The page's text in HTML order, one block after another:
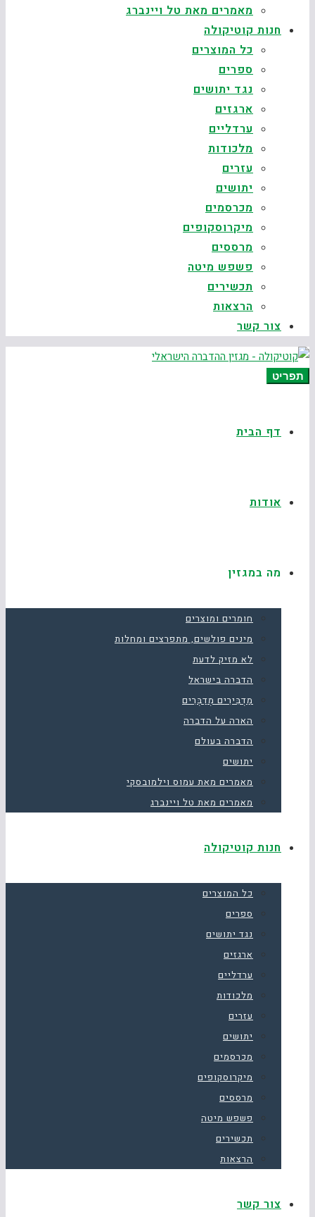
מאמרים מאת טל ויינברג
חנות קוטיקולה
כל המוצרים
ספרים
נגד יתושים
ארגזים
ערדליים
מלכודות
עזרים
יתושים
מכרסמים
מיקרוסקופים
מרססים
פשפש מיטה
תכשירים
הרצאות
צור קשר
תפריט
דף הבית
אודות
מה במגזין
חומרים ומוצרים
מינים פולשים, מתפרצים ומחלות
לא מזיק לדעת
הדברה בישראל
מַדְבִּירִים מְדַבְּרִים
הארה על הדברה
הדברה בעולם
יתושים
מאמרים מאת עמוס וילמובסקי
מאמרים מאת טל ויינברג
חנות קוטיקולה
כל המוצרים
ספרים
נגד יתושים
ארגזים
ערדליים
מלכודות
עזרים
יתושים
מכרסמים
מיקרוסקופים
מרססים
פשפש מיטה
תכשירים
הרצאות
צור קשר